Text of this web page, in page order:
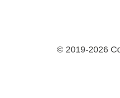
© 2019-2026